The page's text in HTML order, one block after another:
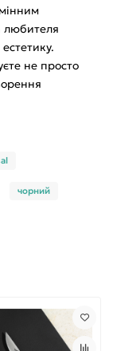
любителя
естетику.
не просто
чорний